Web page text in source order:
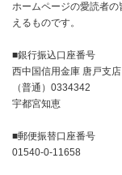
ホームページの愛読者
えるものです。
■銀行振込口座番号
西中国信用金庫 唐戸支店
（普通）0334342
宇都宮知恵
■郵便振替口座番号
01540-0-11658